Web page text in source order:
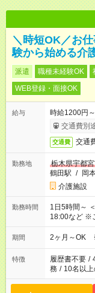
＼時短OK／お
験から始める介
派遣 職種未経験OK
WEB登録・面接OK
給与
時給1200円～
交通費別
交通費 交通
勤務地
栃木県宇都
鶴田駅 / 岡
介護施設
勤務時間
1日5時間～
期間 2ヶ月～OK
特徴 履歴書不要 /
務 / 10名以